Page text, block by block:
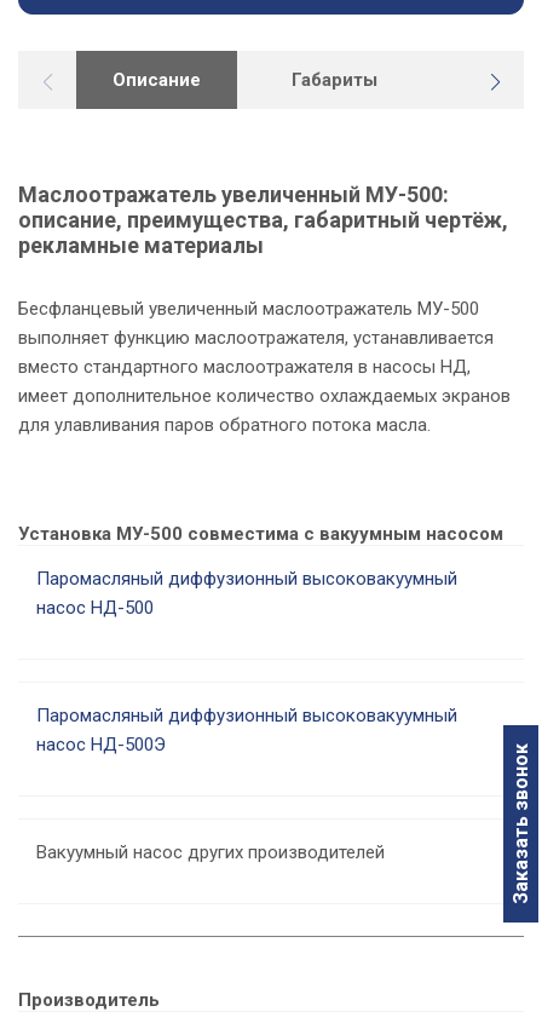
Заказать звонок
Описание Габариты
Маслоотражатель увеличенный МУ-500:
описание, преимущества, габаритный чертёж,
рекламные материалы
Бесфланцевый увеличенный маслоотражатель МУ-500
выполняет функцию маслоотражателя, устанавливается
вместо стандартного маслоотражателя в насосы НД,
имеет дополнительное количество охлаждаемых экранов
для улавливания паров обратного потока масла.
Установка МУ-500 совместима с вакуумным насосом
Паромасляный диффузионный высоковакуумный
насос НД-500
Паромасляный диффузионный высоковакуумный
насос НД-500Э
Вакуумный насос других производителей
Производитель